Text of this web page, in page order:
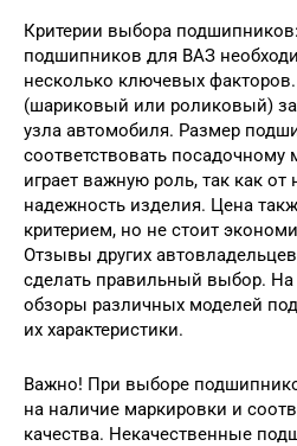
Критерии выбора
подшипников для ВАЗ
несколько ключевых
(шариковый или роликовый)
узла автомобиля. Размер
соответствовать посадочному
играет важную роль, так как от
надежность изделия. Цена
критерием, но не стоит
Отзывы других
сделать правильный выбор.
обзоры различных моделей
их характеристики.
Важно! При выборе
на наличие маркировки и
качества. Некачественные